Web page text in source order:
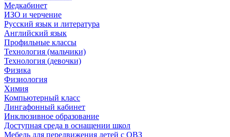
Медкабинет
ИЗО и черчение
Русский язык и литература
Английский язык
Профильные классы
Технология (мальчики)
Технология (девочки)
Физика
Физиология
Химия
Компьютерный класс
Лингафонный кабинет
Инклюзивное образование
Доступная среда в оснащении школ
Мебель для передвижения детей с ОВЗ